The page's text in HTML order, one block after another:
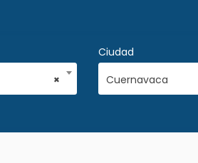
×
Ciudad
Cuernavaca